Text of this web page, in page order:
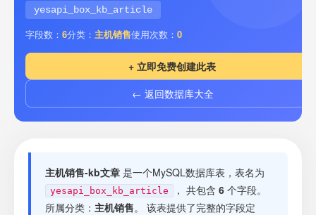
流量 剩余接口流量
套餐
yesapi_box_kb_article
字段数： 6分类： 主机销售使用次数： 0
+ 立即免费创建此表
← 返回数据库大全
主机销售-kb文章 是一个MySQL数据库表，表名为
yesapi_box_kb_article ， 共包含 6 个字段。
所属分类： 主机销售。 该表提供了完整的字段定